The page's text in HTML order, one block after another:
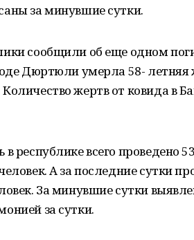
за минувшие сутки.
сообщили об еще одном
Дюртюли умерла 58-
жертв от ковида в
республике всего проведено
А за последние сутки
За минувшие сутки
за сутки.